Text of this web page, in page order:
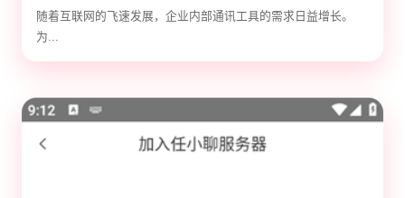
随着互联网的飞速发展，企业内部通讯工具的需求日益增长。
为...